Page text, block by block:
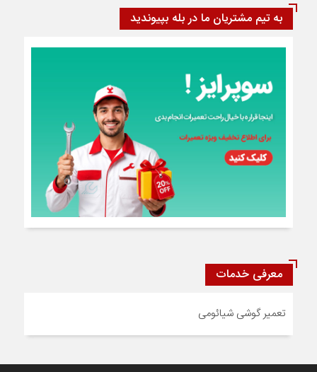
به تیم مشتریان ما در بله بپیوندید
معرفی خدمات
تعمیر گوشی شیائومی